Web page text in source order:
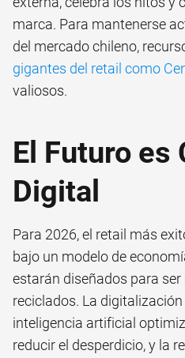
marca. Para mantenerse
del mercado chileno,
gigantes del retail como
valiosos.
El Futuro es
Digital
Para 2026, el retail más
bajo un modelo de
estarán diseñados para
reciclados. La
inteligencia artificial
reducir el desperdicio, y la